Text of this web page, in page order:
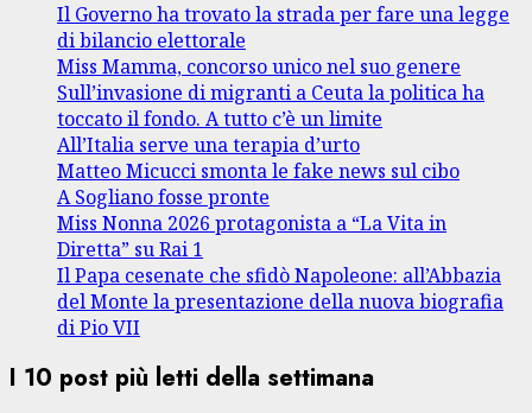
Il Governo ha trovato la strada per fare una legge
di bilancio elettorale
Miss Mamma, concorso unico nel suo genere
Sull’invasione di migranti a Ceuta la politica ha
toccato il fondo. A tutto c’è un limite
All’Italia serve una terapia d’urto
Matteo Micucci smonta le fake news sul cibo
A Sogliano fosse pronte
Miss Nonna 2026 protagonista a “La Vita in
Diretta” su Rai 1
Il Papa cesenate che sfidò Napoleone: all’Abbazia
del Monte la presentazione della nuova biografia
di Pio VII
I 10 post più letti della settimana